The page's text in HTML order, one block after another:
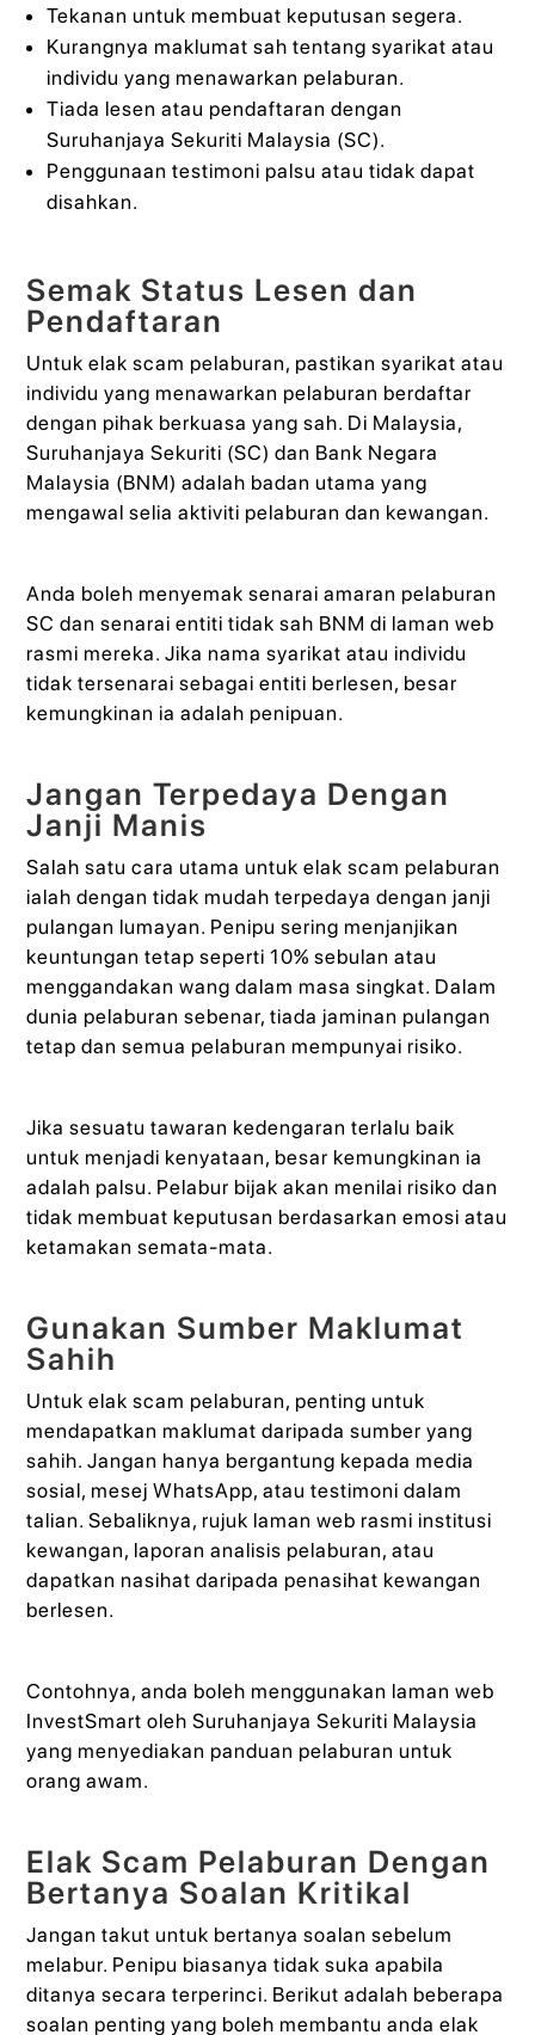
Tekanan untuk membuat keputusan segera.
Kurangnya maklumat sah tentang syarikat atau
individu yang menawarkan pelaburan.
Tiada lesen atau pendaftaran dengan
Suruhanjaya Sekuriti Malaysia (SC).
Penggunaan testimoni palsu atau tidak dapat
disahkan.
Semak Status Lesen dan
Pendaftaran
Untuk elak scam pelaburan, pastikan syarikat atau
individu yang menawarkan pelaburan berdaftar
dengan pihak berkuasa yang sah. Di Malaysia,
Suruhanjaya Sekuriti (SC) dan Bank Negara
Malaysia (BNM) adalah badan utama yang
mengawal selia aktiviti pelaburan dan kewangan.
Anda boleh menyemak senarai amaran pelaburan
SC dan senarai entiti tidak sah BNM di laman web
rasmi mereka. Jika nama syarikat atau individu
tidak tersenarai sebagai entiti berlesen, besar
kemungkinan ia adalah penipuan.
Jangan Terpedaya Dengan
Janji Manis
Salah satu cara utama untuk elak scam pelaburan
ialah dengan tidak mudah terpedaya dengan janji
pulangan lumayan. Penipu sering menjanjikan
keuntungan tetap seperti 10% sebulan atau
menggandakan wang dalam masa singkat. Dalam
dunia pelaburan sebenar, tiada jaminan pulangan
tetap dan semua pelaburan mempunyai risiko.
Jika sesuatu tawaran kedengaran terlalu baik
untuk menjadi kenyataan, besar kemungkinan ia
adalah palsu. Pelabur bijak akan menilai risiko dan
tidak membuat keputusan berdasarkan emosi atau
ketamakan semata-mata.
Gunakan Sumber Maklumat
Sahih
Untuk elak scam pelaburan, penting untuk
mendapatkan maklumat daripada sumber yang
sahih. Jangan hanya bergantung kepada media
sosial, mesej WhatsApp, atau testimoni dalam
talian. Sebaliknya, rujuk laman web rasmi institusi
kewangan, laporan analisis pelaburan, atau
dapatkan nasihat daripada penasihat kewangan
berlesen.
Contohnya, anda boleh menggunakan laman web
InvestSmart oleh Suruhanjaya Sekuriti Malaysia
yang menyediakan panduan pelaburan untuk
orang awam.
Elak Scam Pelaburan Dengan
Bertanya Soalan Kritikal
Jangan takut untuk bertanya soalan sebelum
melabur. Penipu biasanya tidak suka apabila
ditanya secara terperinci. Berikut adalah beberapa
soalan penting yang boleh membantu anda elak